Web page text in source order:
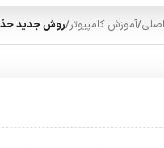
/آموزش کامپیوتر/روش جدید حذف